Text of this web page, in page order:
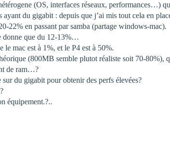
(OS, interfaces réseaux, performances…)
du gigabit : depuis que j’ai mis tout cela en
22% en passant par samba (partage windows-mac).
donne que du 12-13%…
le mac est à 1%, et le P4 est à 50%.
(800MB semble plutot réaliste soit 70-80%),
de ram…?
du gigabit pour obtenir des perfs élevées?
équipement.?..